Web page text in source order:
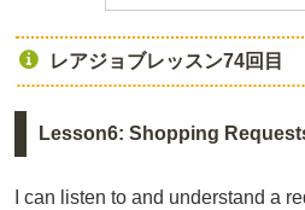
レアジョブレッスン74回目
Lesson6: Shopping
I can listen to and understand a